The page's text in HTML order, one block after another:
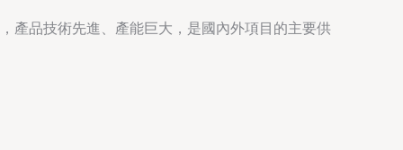
產品技術先進、產能巨大，是國內外項目的主要供